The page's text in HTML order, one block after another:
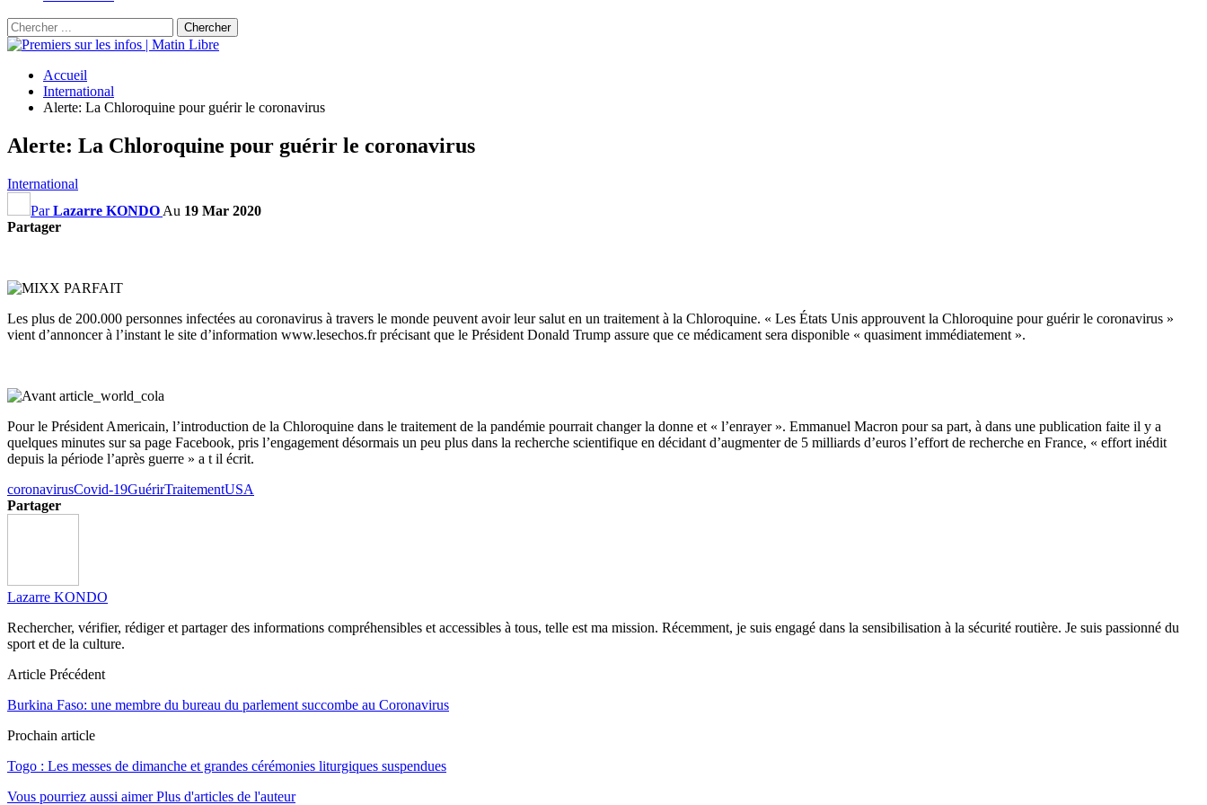
Accueil
International
Alerte: La Chloroquine pour guérir le coronavirus
Alerte: La Chloroquine pour guérir le coronavirus
International
ParLazarre KONDO Au 19 Mar 2020
Partager
Les plus de 200.000 personnes infectées au coronavirus à travers le monde peuvent avoir leur salut en un traitement à la Chloroquine. « Les États Unis approuvent la Chloroquine pour guérir le coronavirus »
vient d’annoncer à l’instant le site d’information www.lesechos.fr précisant que le Président Donald Trump assure que ce médicament sera disponible « quasiment immédiatement ».
Pour le Président Americain, l’introduction de la Chloroquine dans le traitement de la pandémie pourrait changer la donne et « l’enrayer ». Emmanuel Macron pour sa part, à dans une publication faite il y a
quelques minutes sur sa page Facebook, pris l’engagement désormais un peu plus dans la recherche scientifique en décidant d’augmenter de 5 milliards d’euros l’effort de recherche en France, « effort inédit
depuis la période l’après guerre » a t il écrit.
coronavirusCovid-19GuérirTraitementUSA
Partager
Lazarre KONDO
Rechercher, vérifier, rédiger et partager des informations compréhensibles et accessibles à tous, telle est ma mission. Récemment, je suis engagé dans la sensibilisation à la sécurité routière. Je suis passionné du
sport et de la culture.
Article Précédent
Burkina Faso: une membre du bureau du parlement succombe au Coronavirus
Prochain article
Togo : Les messes de dimanche et grandes cérémonies liturgiques suspendues
Vous pourriez aussi aimer Plus d'articles de l'auteur